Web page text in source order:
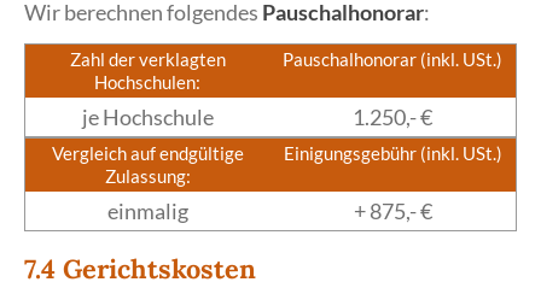
Wir berechnen folgendes Pauschalhonorar:
Zahl der verklagten
Hochschulen:
Pauschalhonorar (inkl. USt.)
je Hochschule 1.250,- €
Vergleich auf endgültige
Zulassung:
Einigungsgebühr (inkl. USt.)
einmalig + 875,- €
7.4 Gerichtskosten